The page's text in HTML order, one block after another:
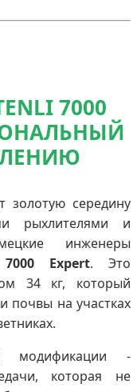
7000
золотую середину
рыхлителями и
инженеры
Expert. Это
34 кг, который
почвы на участках
модификации -
которая не